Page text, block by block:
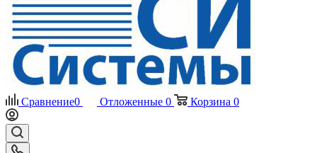
Сравнение0 Отложенные 0 Корзина 0